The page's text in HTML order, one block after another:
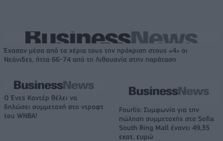
Έχασαν μέσα από τα χέρια τους την πρόκριση στους «4» οι
Νεάνιδες, ήττα 66-74 από τη Λιθουανία στην παράταση
Ο Ένες Καντέρ θέλει να
δηλώσει συμμετοχή στο ντραφτ
του WNBA!
Fourlis: Συμφωνία για την
πώληση συμμετοχής στο Sofia
South Ring Mall έναντι 49,35
εκατ. ευρώ